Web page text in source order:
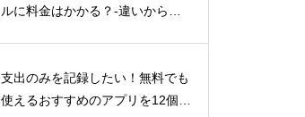
ルに料金はかかる？-違いからメ
支出のみを記録したい！無料でも
使えるおすすめのアプリを12個ご